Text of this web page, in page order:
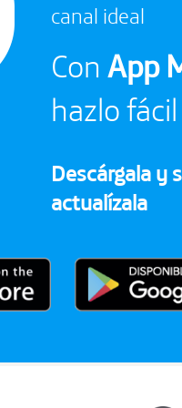
canal ideal
Con App
hazlo fácil
Descárgala y
actualízala